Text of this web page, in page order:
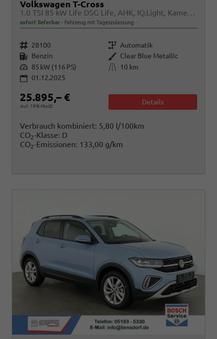
Volkswagen T-Cross
1.0 TSI 85 kW Life DSG Life, AHK, IQ.Light, Kamera, ACC, Side, Winter, 17-Zoll
sofort lieferbar Fahrzeug mit Tageszulassung
Fahrzeugnr. 28100 Getriebe Automatik
Kraftstoff Benzin Außenfarbe Clear Blue Metallic
Leistung 85 kW (116 PS) Kilometerstand
10 km
01.12.2025
25.895,– €
incl. 19% MwSt.
Details
Verbrauch kombiniert: 5,80 l/100km
CO2-Klasse: D
CO2-Emissionen: 133,00 g/km